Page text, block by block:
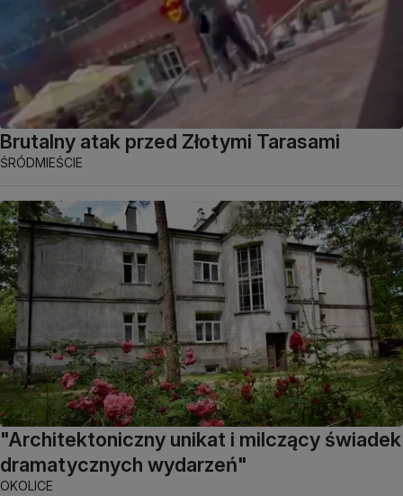
Brutalny atak przed Złotymi Tarasami
ŚRÓDMIEŚCIE
"Architektoniczny unikat i milczący świadek
dramatycznych wydarzeń"
OKOLICE